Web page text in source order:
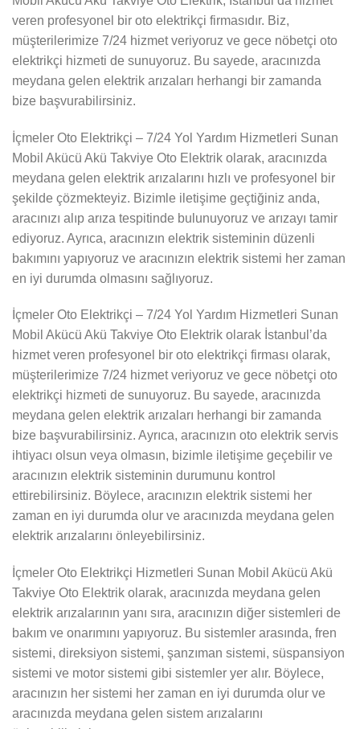
veren profesyonel bir oto elektrikçi firmasıdır. Biz,
müşterilerimize 7/24 hizmet veriyoruz ve gece nöbetçi oto
elektrikçi hizmeti de sunuyoruz. Bu sayede, aracınızda
meydana gelen elektrik arızaları herhangi bir zamanda
bize başvurabilirsiniz.
İçmeler Oto Elektrikçi – 7/24 Yol Yardım Hizmetleri Sunan
Mobil Akücü Akü Takviye Oto Elektrik olarak, aracınızda
meydana gelen elektrik arızalarını hızlı ve profesyonel bir
şekilde çözmekteyiz. Bizimle iletişime geçtiğiniz anda,
aracınızı alıp arıza tespitinde bulunuyoruz ve arızayı tamir
ediyoruz. Ayrıca, aracınızın elektrik sisteminin düzenli
bakımını yapıyoruz ve aracınızın elektrik sistemi her zaman
en iyi durumda olmasını sağlıyoruz.
İçmeler Oto Elektrikçi – 7/24 Yol Yardım Hizmetleri Sunan
Mobil Akücü Akü Takviye Oto Elektrik olarak İstanbul’da
hizmet veren profesyonel bir oto elektrikçi firması olarak,
müşterilerimize 7/24 hizmet veriyoruz ve gece nöbetçi oto
elektrikçi hizmeti de sunuyoruz. Bu sayede, aracınızda
meydana gelen elektrik arızaları herhangi bir zamanda
bize başvurabilirsiniz. Ayrıca, aracınızın oto elektrik servis
ihtiyacı olsun veya olmasın, bizimle iletişime geçebilir ve
aracınızın elektrik sisteminin durumunu kontrol
ettirebilirsiniz. Böylece, aracınızın elektrik sistemi her
zaman en iyi durumda olur ve aracınızda meydana gelen
elektrik arızalarını önleyebilirsiniz.
İçmeler Oto Elektrikçi Hizmetleri Sunan Mobil Akücü Akü
Takviye Oto Elektrik olarak, aracınızda meydana gelen
elektrik arızalarının yanı sıra, aracınızın diğer sistemleri de
bakım ve onarımını yapıyoruz. Bu sistemler arasında, fren
sistemi, direksiyon sistemi, şanzıman sistemi, süspansiyon
sistemi ve motor sistemi gibi sistemler yer alır. Böylece,
aracınızın her sistemi her zaman en iyi durumda olur ve
aracınızda meydana gelen sistem arızalarını